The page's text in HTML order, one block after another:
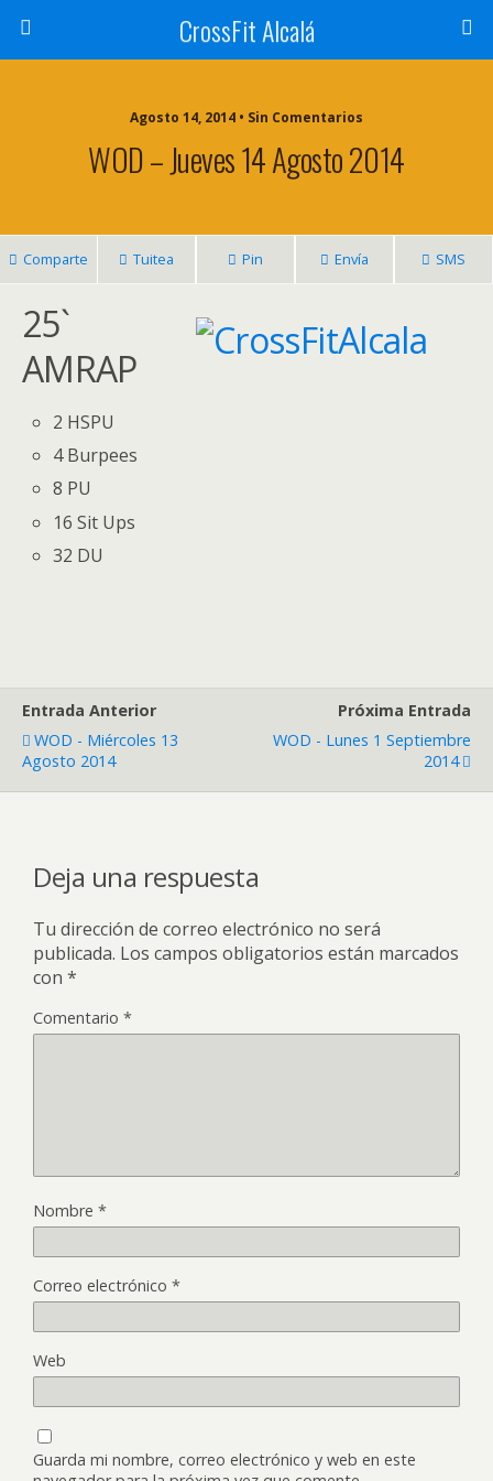
CrossFit Alcalá
Agosto 14, 2014 • Sin Comentarios
WOD – Jueves 14 Agosto 2014
Comparte Tuitea Pin Envía SMS
25`
AMRAP
2 HSPU
4 Burpees
8 PU
16 Sit Ups
32 DU
Entrada Anterior
WOD - Miércoles 13
Agosto 2014
Próxima Entrada
WOD - Lunes 1 Septiembre
2014
Deja una respuesta
Tu dirección de correo electrónico no será
publicada. Los campos obligatorios están marcados
con *
Comentario *
Nombre *
Correo electrónico *
Web
Guarda mi nombre, correo electrónico y web en este